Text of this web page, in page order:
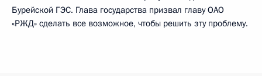
Бурейской ГЭС. Глава государства призвал главу ОАО
«РЖД» сделать все возможное, чтобы решить эту проблему.